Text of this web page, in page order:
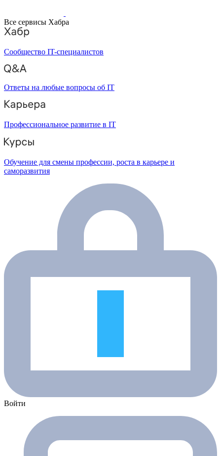
Все сервисы Хабра
Сообщество IT-специалистов
Ответы на любые вопросы об IT
Профессиональное развитие в IT
Обучение для смены профессии, роста в карьере и
саморазвития
Войти